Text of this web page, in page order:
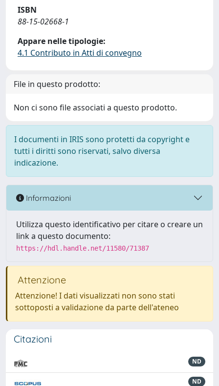
ISBN
88-15-02668-1
Appare nelle tipologie:
4.1 Contributo in Atti di convegno
File in questo prodotto:
Non ci sono file associati a questo prodotto.
I documenti in IRIS sono protetti da copyright e
tutti i diritti sono riservati, salvo diversa
indicazione.
Informazioni
Utilizza questo identificativo per citare o creare un
link a questo documento:
https://hdl.handle.net/11580/71387
Attenzione
Attenzione! I dati visualizzati non sono stati
sottoposti a validazione da parte dell'ateneo
Citazioni
ND
ND